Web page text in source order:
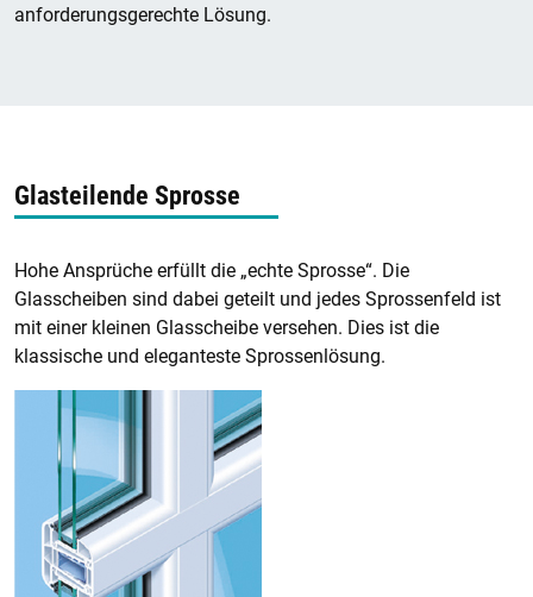
anforderungsgerechte Lösung.
Glasteilende Sprosse
Hohe Ansprüche erfüllt die „echte Sprosse“. Die
Glasscheiben sind dabei geteilt und jedes Sprossenfeld ist
mit einer kleinen Glasscheibe versehen. Dies ist die
klassische und eleganteste Sprossenlösung.